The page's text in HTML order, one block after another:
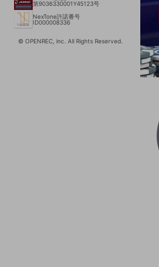
第9036330001Y45123号
NexTone許諾番号
ID000008336
© OPENREC, inc. All Rights Reserved.